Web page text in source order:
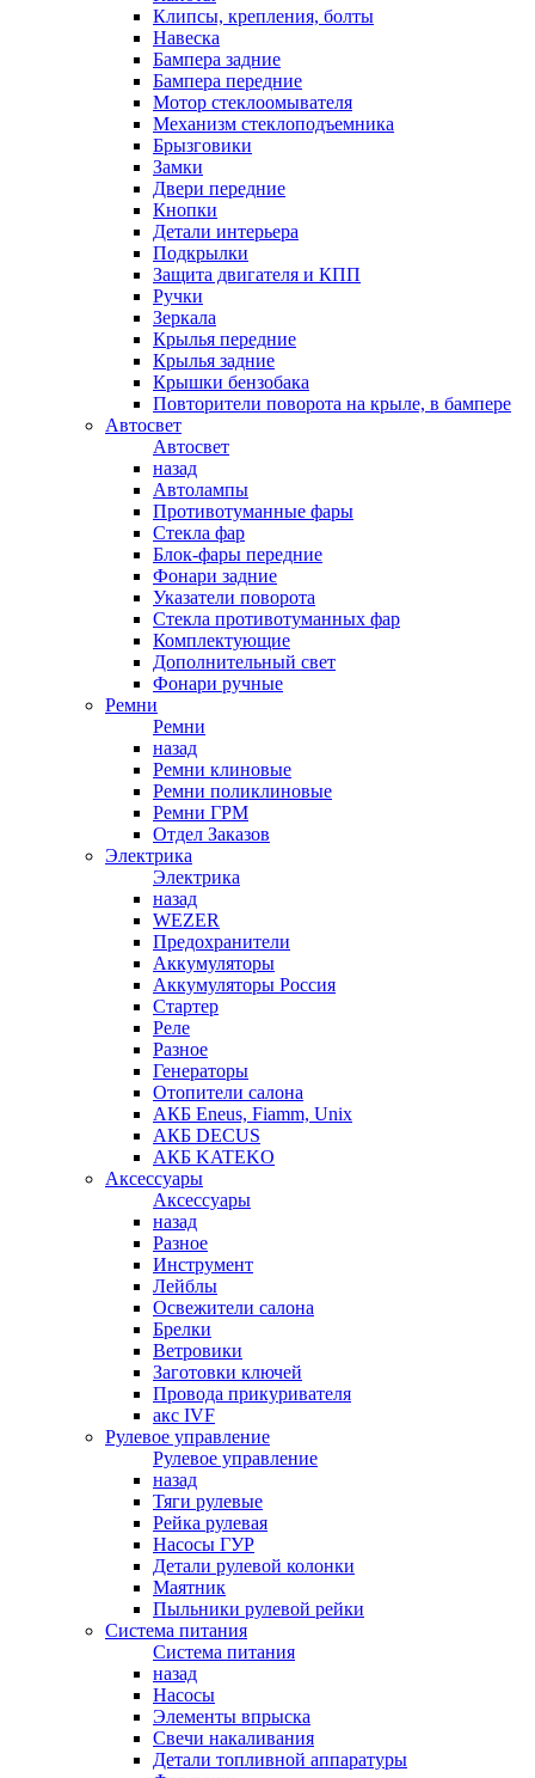
Клипсы, крепления, болты
Навеска
Бампера задние
Бампера передние
Мотор стеклоомывателя
Механизм стеклоподъемника
Брызговики
Замки
Двери передние
Кнопки
Детали интерьера
Подкрылки
Защита двигателя и КПП
Ручки
Зеркала
Крылья передние
Крылья задние
Крышки бензобака
Повторители поворота на крыле, в бампере
Автосвет
Автосвет
назад
Автолампы
Противотуманные фары
Стекла фар
Блок-фары передние
Фонари задние
Указатели поворота
Стекла противотуманных фар
Комплектующие
Дополнительный свет
Фонари ручные
Ремни
Ремни
назад
Ремни клиновые
Ремни поликлиновые
Ремни ГРМ
Отдел Заказов
Электрика
Электрика
назад
WEZER
Предохранители
Аккумуляторы
Аккумуляторы Россия
Стартер
Реле
Разное
Генераторы
Отопители салона
АКБ Eneus, Fiamm, Unix
АКБ DECUS
АКБ KATEKO
Аксессуары
Аксессуары
назад
Разное
Инструмент
Лейблы
Освежители салона
Брелки
Ветровики
Заготовки ключей
Провода прикуривателя
акс IVF
Рулевое управление
Рулевое управление
назад
Тяги рулевые
Рейка рулевая
Насосы ГУР
Детали рулевой колонки
Маятник
Пыльники рулевой рейки
Система питания
Система питания
назад
Насосы
Элементы впрыска
Свечи накаливания
Детали топливной аппаратуры